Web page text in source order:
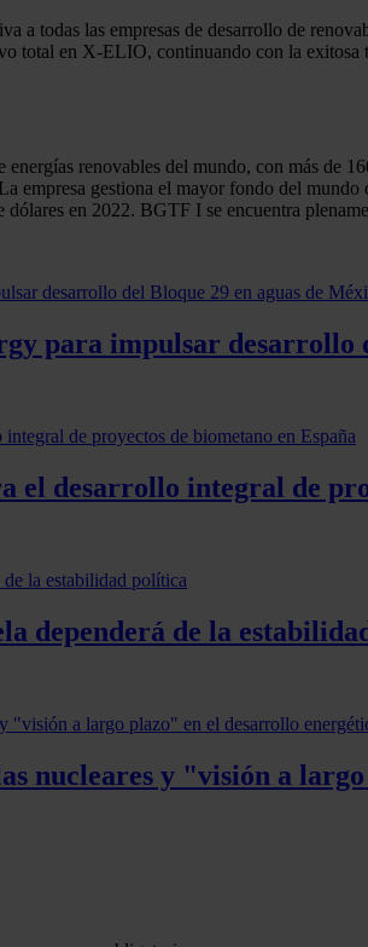
a todas las empresas de desarrollo de
total en X-ELIO, continuando con la
renovables del mundo, con más de
empresa gestiona el mayor fondo del
en 2022. BGTF I se encuentra
para impulsar desarrollo
el desarrollo integral de
dependerá de la
nucleares y "visión a